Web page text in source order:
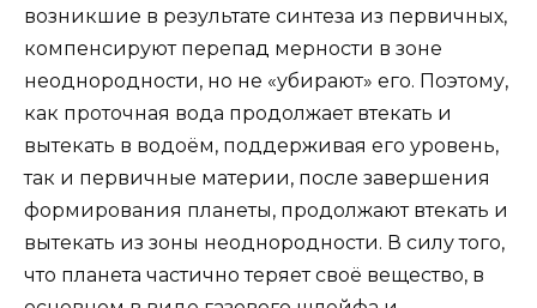
возникшие в результате синтеза из первичных,
компенсируют перепад мерности в зоне
неоднородности, но не «убирают» его. Поэтому,
как проточная вода продолжает втекать и
вытекать в водоём, поддерживая его уровень,
так и первичные материи, после завершения
формирования планеты, продолжают втекать и
вытекать из зоны неоднородности. В силу того,
что планета частично теряет своё вещество, в